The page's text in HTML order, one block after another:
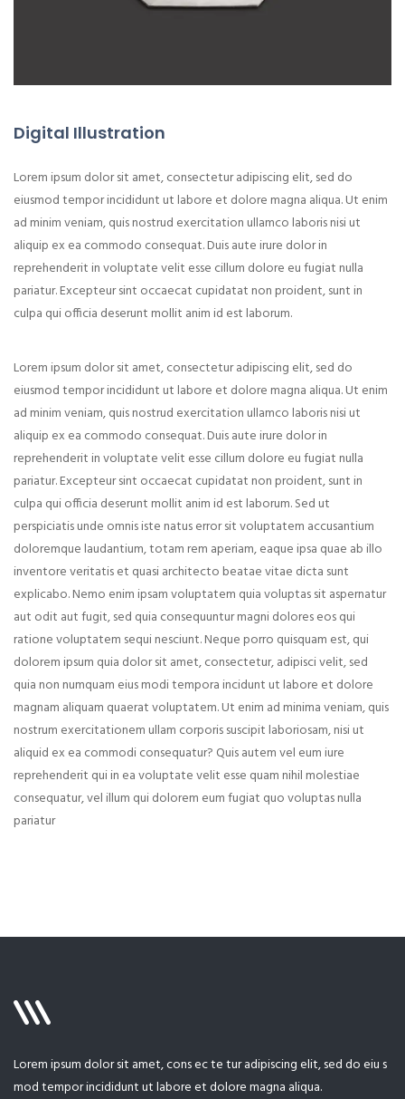
Digital Illustration
Lorem ipsum dolor sit amet, consectetur adipiscing elit, sed do
eiusmod tempor incididunt ut labore et dolore magna aliqua. Ut enim
ad minim veniam, quis nostrud exercitation ullamco laboris nisi ut
aliquip ex ea commodo consequat. Duis aute irure dolor in
reprehenderit in voluptate velit esse cillum dolore eu fugiat nulla
pariatur. Excepteur sint occaecat cupidatat non proident, sunt in
culpa qui officia deserunt mollit anim id est laborum.
Lorem ipsum dolor sit amet, consectetur adipiscing elit, sed do
eiusmod tempor incididunt ut labore et dolore magna aliqua. Ut enim
ad minim veniam, quis nostrud exercitation ullamco laboris nisi ut
aliquip ex ea commodo consequat. Duis aute irure dolor in
reprehenderit in voluptate velit esse cillum dolore eu fugiat nulla
pariatur. Excepteur sint occaecat cupidatat non proident, sunt in
culpa qui officia deserunt mollit anim id est laborum. Sed ut
perspiciatis unde omnis iste natus error sit voluptatem accusantium
doloremque laudantium, totam rem aperiam, eaque ipsa quae ab illo
inventore veritatis et quasi architecto beatae vitae dicta sunt
explicabo. Nemo enim ipsam voluptatem quia voluptas sit aspernatur
aut odit aut fugit, sed quia consequuntur magni dolores eos qui
ratione voluptatem sequi nesciunt. Neque porro quisquam est, qui
dolorem ipsum quia dolor sit amet, consectetur, adipisci velit, sed
quia non numquam eius modi tempora incidunt ut labore et dolore
magnam aliquam quaerat voluptatem. Ut enim ad minima veniam, quis
nostrum exercitationem ullam corporis suscipit laboriosam, nisi ut
aliquid ex ea commodi consequatur? Quis autem vel eum iure
reprehenderit qui in ea voluptate velit esse quam nihil molestiae
consequatur, vel illum qui dolorem eum fugiat quo voluptas nulla
pariatur
Lorem ipsum dolor sit amet, cons ec te tur adipiscing elit, sed do eiu s
mod tempor incididunt ut labore et dolore magna aliqua.